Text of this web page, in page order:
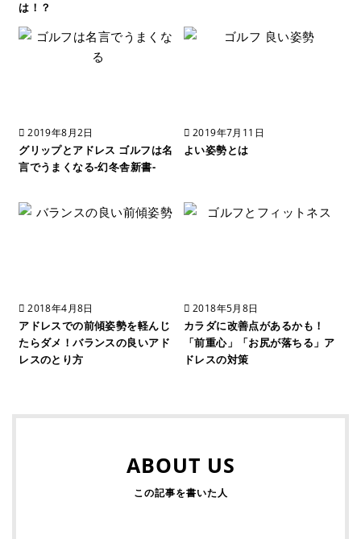
は！？
2019年8月2日
グリップとアドレス ゴルフは名
言でうまくなる-幻冬舎新書-
2019年7月11日
よい姿勢とは
2018年4月8日
アドレスでの前傾姿勢を軽んじ
たらダメ！バランスの良いアド
レスのとり方
2018年5月8日
カラダに改善点があるかも！
「前重心」「お尻が落ちる」ア
ドレスの対策
ABOUT US